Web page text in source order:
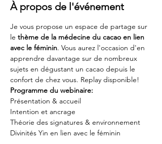
À propos de l'événement
Je vous propose un espace de partage sur
le thème de la médecine du cacao en lien
avec le féminin. Vous aurez l'occasion d'en
apprendre davantage sur de nombreux
sujets en dégustant un cacao depuis le
confort de chez vous. Replay disponible!
Programme du webinaire:
Présentation & accueil
Intention et ancrage
Théorie des signatures & environnement
Divinités Yin en lien avec le féminin